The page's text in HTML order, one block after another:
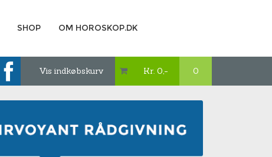
SHOP OM HOROSKOP.DK
Vis indkøbskurv  Kr. 0,- 0